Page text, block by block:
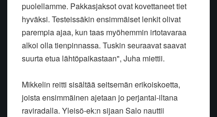
puolellamme. Pakkasjaksot ovat kovettaneet tiet
hyväksi. Testeissäkin ensimmäiset lenkit olivat
parempia ajaa, kun taas myöhemmin irtotavaraa
alkoi olla tienpinnassa. Tuskin seuraavat saavat
suurta etua lähtöpaikastaan", Juha miettii.
Mikkelin reitti sisältää seitsemän erikoiskoetta,
joista ensimmäinen ajetaan jo perjantai-iltana
raviradalla. Yleisö-ek:n sijaan Salo nauttii